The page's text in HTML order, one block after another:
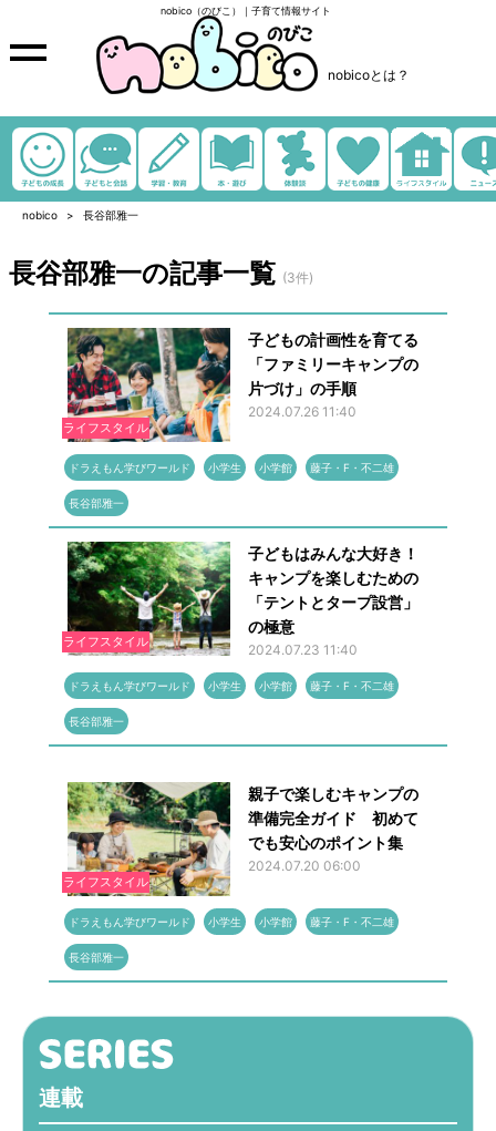
nobico（のびこ）｜子育て情報サイト
nobicoとは？
nobico 長谷部雅一
長谷部雅一の記事一覧 (3件)
ライフスタイル
子どもの計画性を育てる
「ファミリーキャンプの
片づけ」の手順
2024.07.26 11:40
ドラえもん学びワールド 小学生 小学館 藤子・F・不二雄
長谷部雅一
ライフスタイル
子どもはみんな大好き！
キャンプを楽しむための
「テントとタープ設営」
の極意
2024.07.23 11:40
ドラえもん学びワールド 小学生 小学館 藤子・F・不二雄
長谷部雅一
ライフスタイル
親子で楽しむキャンプの
準備完全ガイド 初めて
でも安心のポイント集
2024.07.20 06:00
ドラえもん学びワールド 小学生 小学館 藤子・F・不二雄
長谷部雅一
連載